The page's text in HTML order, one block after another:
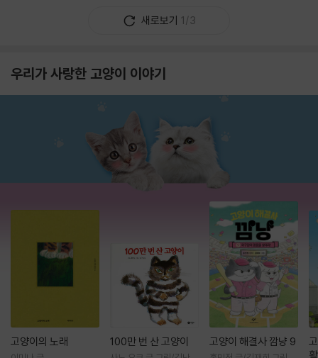
새로보기 1/3
우리가 사랑한 고양이 이야기
고양이의 노래 100만 번 산 고양이 고양이 해결사 깜냥 9